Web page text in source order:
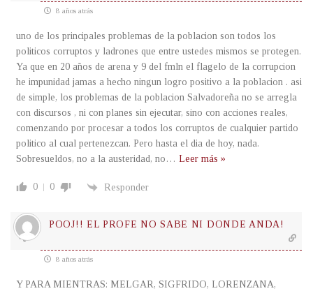
8 años atrás
uno de los principales problemas de la poblacion son todos los
politicos corruptos y ladrones que entre ustedes mismos se protegen.
Ya que en 20 años de arena y 9 del fmln el flagelo de la corrupcion
he impunidad jamas a hecho ningun logro positivo a la poblacion . asi
de simple, los problemas de la poblacion Salvadoreña no se arregla
con discursos , ni con planes sin ejecutar, sino con acciones reales,
comenzando por procesar a todos los corruptos de cualquier partido
politico al cual pertenezcan. Pero hasta el dia de hoy, nada.
Sobresueldos, no a la austeridad, no … Leer más »
0 0 Responder
POOJ!! EL PROFE NO SABE NI DONDE ANDA!
8 años atrás
Y PARA MIENTRAS: MELGAR, SIGFRIDO, LORENZANA,